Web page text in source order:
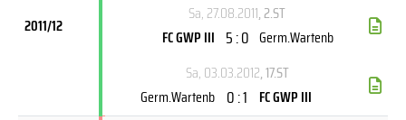
2011/12
Sa, 27.08.2011, 2.ST
FC GWP III 5 : 0 Germ.Wartenb
Sa, 03.03.2012, 17.ST
Germ.Wartenb 0 : 1 FC GWP III